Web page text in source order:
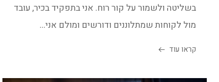
בשליטה ולשמור על קור רוח. אני בתפקיד בכיר, עובד
מול לקוחות שמתלוננים ודורשים ומולם אני...
קראו עוד